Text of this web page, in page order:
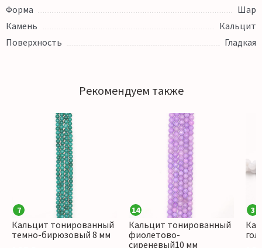
Форма
Шар
Камень
Кальцит
Поверхность
Гладкая
Рекомендуем также
7
Кальцит тонированный
темно-бирюзовый 8 мм
14
Кальцит тонированный
фиолетово-
сиреневый10 мм
3